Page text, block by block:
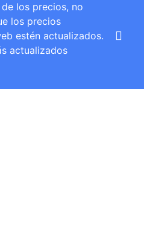
los precios, no
los precios
estén actualizados.
actualizados